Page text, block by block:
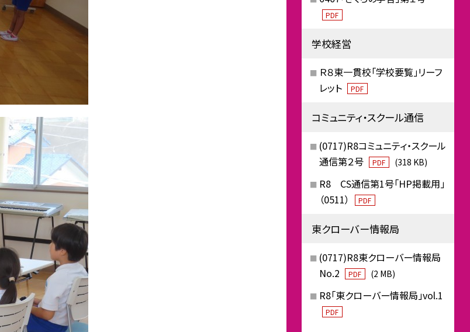
PDF
学校経営
Ｒ８東一貫校「学校要覧」リーフ
レット
PDF
コミュニティ・スクール通信
(0717)R8コミュニティ・スクール
通信第２号
PDF (318 KB)
R8 CS通信第1号「HP掲載用」
（0511）
PDF
東クローバー情報局
(0717)R8東クローバー情報局
No.2
PDF (2 MB)
R8「東クローバー情報局」vol.1
PDF